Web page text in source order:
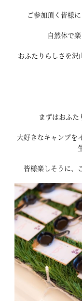
ご参加頂く皆様
自然体で
おふたりらしさを沢
まずはおふた
大好きなキャンプを
皆様楽しそうに、